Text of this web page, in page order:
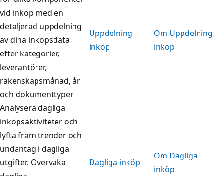
vid inköp med en
detaljerad uppdelning
av dina inköpsdata
efter kategorier,
leverantörer,
räkenskapsmånad, år
och dokumenttyper.
Uppdelning
inköp
Om Uppdelning
inköp
Analysera dagliga
inköpsaktiviteter och
lyfta fram trender och
undantag i dagliga
utgifter. Övervaka
Dagliga inköp
Om Dagliga
inköp